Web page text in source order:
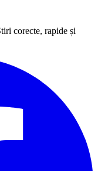
corecte, rapide și